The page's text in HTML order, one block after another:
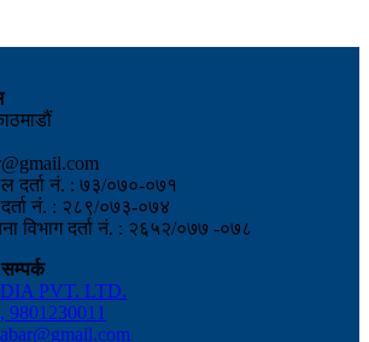
दर्ता नं. : ७३/०७०-०७१
नं. : २८९/०७३-०७४
विभाग दर्ता नं. : २६५२/०७७ -०७८
PVT. LTD.
9801230011